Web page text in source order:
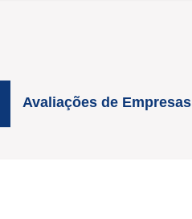
Avaliações de Empresas